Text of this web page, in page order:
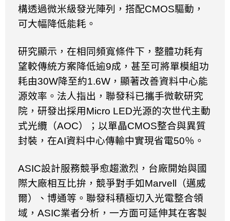
構透過微米級發光陣列，搭配CMOS驅動，
可大幅降低能耗。
研究顯示，在相同頻寬條件下，整體功耗有
望較傳統方案降低逾9成，甚至可將單模組功
耗由30W降至約1.6W ，顯著改善資料中心能
源效率。法人指出，聯發科已攜手微軟研究
院，研發出採用Micro LED光源的次世代主動
式光纜（AOC）；以單晶CMOS整合與異質
封裝，在AI資料中心傳輸中實現省電50％。
ASIC設計服務競爭愈趨激烈，台廠開始與國
際大廠相互比拚，競爭對手如Marvell
（邁威
爾）、博通等。聯發科積極切入光電整合領
域， ASIC業者分析，一方面可延伸其在客製